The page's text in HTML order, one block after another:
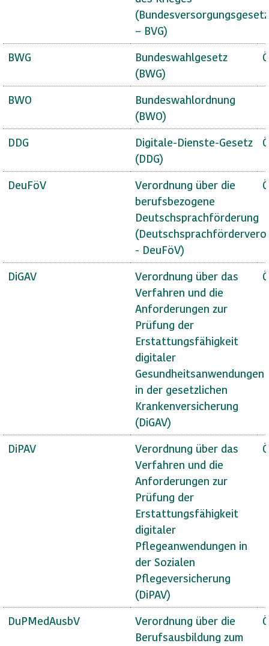
(Bundesversorgungsgesetz
– BVG)
BWG
Bundeswahlgesetz
(BWG)
BWO
Bundeswahlordnung
(BWO)
DDG
Digitale-Dienste-Gesetz
(DDG)
DeuFöV
Verordnung über die
berufsbezogene
Deutschsprachförderung
- DeuFöV)
DiGAV
Verordnung über das
Verfahren und die
Anforderungen zur
Prüfung der
Erstattungsfähigkeit
digitaler
Gesundheitsanwendungen
in der gesetzlichen
Krankenversicherung
(DiGAV)
DiPAV
Verordnung über das
Verfahren und die
Anforderungen zur
Prüfung der
Erstattungsfähigkeit
digitaler
Pflegeanwendungen in
der Sozialen
Pflegeversicherung
(DiPAV)
DuPMedAusbV
Verordnung über die
Berufsausbildung zum